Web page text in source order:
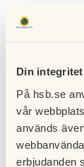
Din
På hsb.se
vår
används
erbjudanden
pga
På